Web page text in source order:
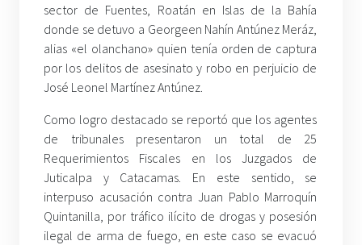
sector de Fuentes, Roatán en Islas de la Bahía
donde se detuvo a Georgeen Nahín Antúnez Meráz,
alias «el olanchano» quien tenía orden de captura
por los delitos de asesinato y robo en perjuicio de
José Leonel Martínez Antúnez.
Como logro destacado se reportó que los agentes
de tribunales presentaron un total de 25
Requerimientos Fiscales en los Juzgados de
Juticalpa y Catacamas. En este sentido, se
interpuso acusación contra Juan Pablo Marroquín
Quintanilla, por tráfico ilícito de drogas y posesión
ilegal de arma de fuego, en este caso se evacuó